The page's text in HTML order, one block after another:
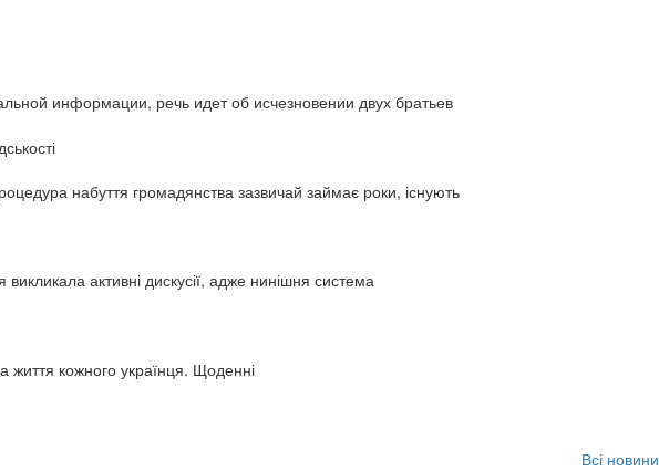
информации, речь идет об исчезновении двух братьев
набуття громадянства зазвичай займає роки, існують
викликала активні дискусії, адже нинішня система
життя кожного українця. Щоденні
Всі новини